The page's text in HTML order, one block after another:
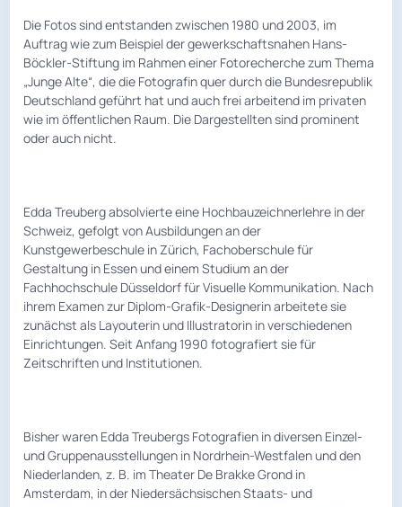
Die Fotos sind entstanden zwischen 1980 und 2003, im
Auftrag wie zum Beispiel der gewerkschaftsnahen Hans-
Böckler-Stiftung im Rahmen einer Fotorecherche zum Thema
„Junge Alte“, die die Fotografin quer durch die Bundesrepublik
Deutschland geführt hat und auch frei arbeitend im privaten
wie im öffentlichen Raum. Die Dargestellten sind prominent
oder auch nicht.
Edda Treuberg absolvierte eine Hochbauzeichnerlehre in der
Schweiz, gefolgt von Ausbildungen an der
Kunstgewerbeschule in Zürich, Fachoberschule für
Gestaltung in Essen und einem Studium an der
Fachhochschule Düsseldorf für Visuelle Kommunikation. Nach
ihrem Examen zur Diplom-Grafik-Designerin arbeitete sie
zunächst als Layouterin und Illustratorin in verschiedenen
Einrichtungen. Seit Anfang 1990 fotografiert sie für
Zeitschriften und Institutionen.
Bisher waren Edda Treubergs Fotografien in diversen Einzel-
und Gruppenausstellungen in Nordrhein-Westfalen und den
Niederlanden, z. B. im Theater De Brakke Grond in
Amsterdam, in der Niedersächsischen Staats- und